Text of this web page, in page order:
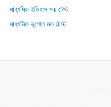
মাধ্যমিক ইতিহাস মক টেস্ট
মাধ্যমিক ভূগোল মক টেস্ট